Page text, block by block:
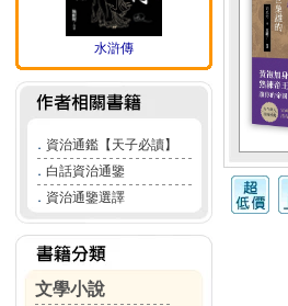
水滸傳
． 資治通鑑【天子必讀】
． 白話資治通鑒
． 資治通鑒選譯
文學小說